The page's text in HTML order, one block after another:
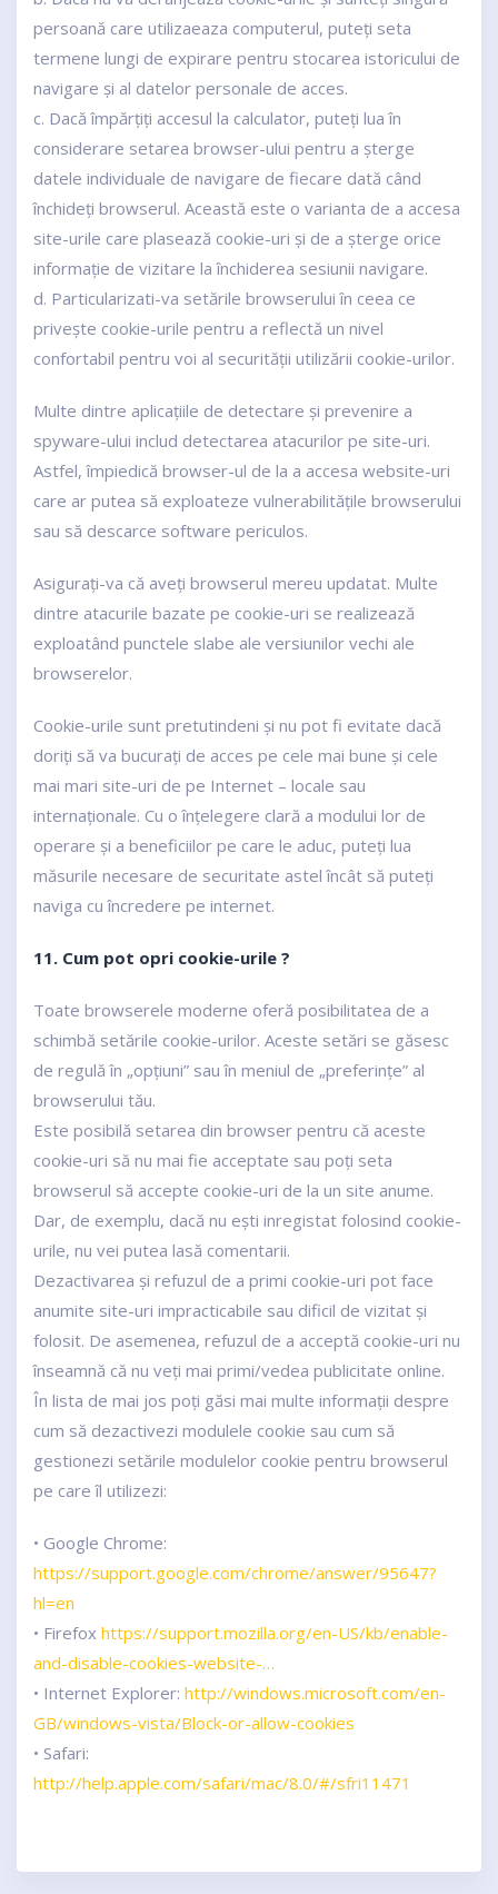
persoană care utilizaeaza computerul, puteți seta
termene lungi de expirare pentru stocarea istoricului de
navigare și al datelor personale de acces.
c. Dacă împărțiți accesul la calculator, puteți lua în
considerare setarea browser-ului pentru a șterge
datele individuale de navigare de fiecare dată când
închideți browserul. Această este o varianta de a accesa
site-urile care plasează cookie-uri și de a șterge orice
informație de vizitare la închiderea sesiunii navigare.
d. Particularizati-va setările browserului în ceea ce
privește cookie-urile pentru a reflectă un nivel
confortabil pentru voi al securității utilizării cookie-urilor.
Multe dintre aplicațiile de detectare și prevenire a
spyware-ului includ detectarea atacurilor pe site-uri.
Astfel, împiedică browser-ul de la a accesa website-uri
care ar putea să exploateze vulnerabilitățile browserului
sau să descarce software periculos.
Asigurați-va că aveți browserul mereu updatat. Multe
dintre atacurile bazate pe cookie-uri se realizează
exploatând punctele slabe ale versiunilor vechi ale
browserelor.
Cookie-urile sunt pretutindeni și nu pot fi evitate dacă
doriți să va bucurați de acces pe cele mai bune și cele
mai mari site-uri de pe Internet – locale sau
internaționale. Cu o înțelegere clară a modului lor de
operare și a beneficiilor pe care le aduc, puteți lua
măsurile necesare de securitate astel încât să puteți
naviga cu încredere pe internet.
11. Cum pot opri cookie-urile ?
Toate browserele moderne oferă posibilitatea de a
schimbă setările cookie-urilor. Aceste setări se găsesc
de regulă în „opțiuni” sau în meniul de „preferințe” al
browserului tău.
Este posibilă setarea din browser pentru că aceste
cookie-uri să nu mai fie acceptate sau poți seta
browserul să accepte cookie-uri de la un site anume.
Dar, de exemplu, dacă nu ești inregistat folosind cookie-
urile, nu vei putea lasă comentarii.
Dezactivarea și refuzul de a primi cookie-uri pot face
anumite site-uri impracticabile sau dificil de vizitat și
folosit. De asemenea, refuzul de a acceptă cookie-uri nu
înseamnă că nu veți mai primi/vedea publicitate online.
În lista de mai jos poţi găsi mai multe informaţii despre
cum să dezactivezi modulele cookie sau cum să
gestionezi setările modulelor cookie pentru browserul
pe care îl utilizezi:
• Google Chrome:
https://support.google.com/chrome/answer/95647?
hl=en
• Firefox https://support.mozilla.org/en-US/kb/enable-
and-disable-cookies-website-…
• Internet Explorer: http://windows.microsoft.com/en-
GB/windows-vista/Block-or-allow-cookies
• Safari:
http://help.apple.com/safari/mac/8.0/#/sfri11471